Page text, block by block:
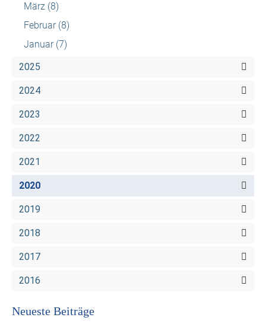
März (8)
Februar (8)
Januar (7)
2025
2024
2023
2022
2021
2020
2019
2018
2017
2016
Neueste Beiträge